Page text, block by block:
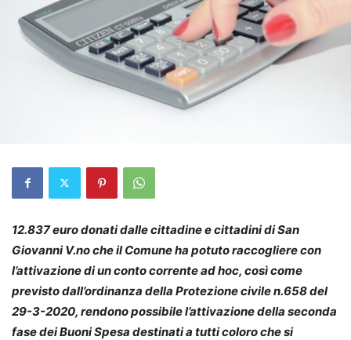
12.837 euro donati dalle cittadine e cittadini di San
Giovanni V.no che il Comune ha potuto raccogliere con
l’attivazione di un conto corrente ad hoc, così come
previsto dall’ordinanza della Protezione civile n.658 del
29-3-2020, rendono possibile l’attivazione della seconda
fase dei Buoni Spesa destinati a tutti coloro che si